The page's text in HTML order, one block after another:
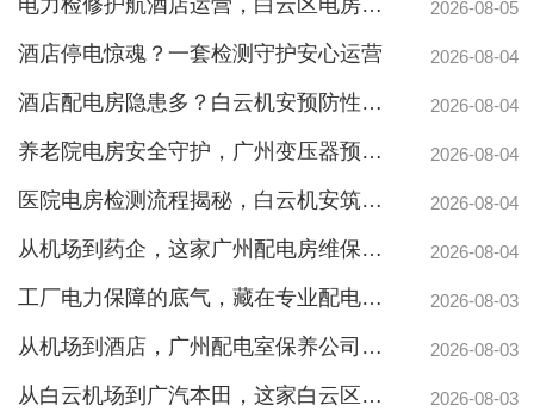
电力检修护航酒店运营，白云区电房托管公司实力护航地标建筑 2026-08-05
酒店停电惊魂？一套检测守护安心运营 2026-08-04
酒店配电房隐患多？白云机安预防性检测全解析 2026-08-04
养老院电房安全守护，广州变压器预防性测验护航疏散通道 2026-08-04
医院电房检测流程揭秘，白云机安筑牢生命防线 2026-08-04
从机场到药企，这家广州配电房维保公司凭什么赢得园区信赖 2026-08-04
工厂电力保障的底气，藏在专业配电房维保公司的这些硬实力里 2026-08-03
从机场到酒店，广州配电室保养公司如何守护城市脉搏？ 2026-08-03
从白云机场到广汽本田，这家白云区电房维保公司如何护航制造企业生产线 2026-08-03